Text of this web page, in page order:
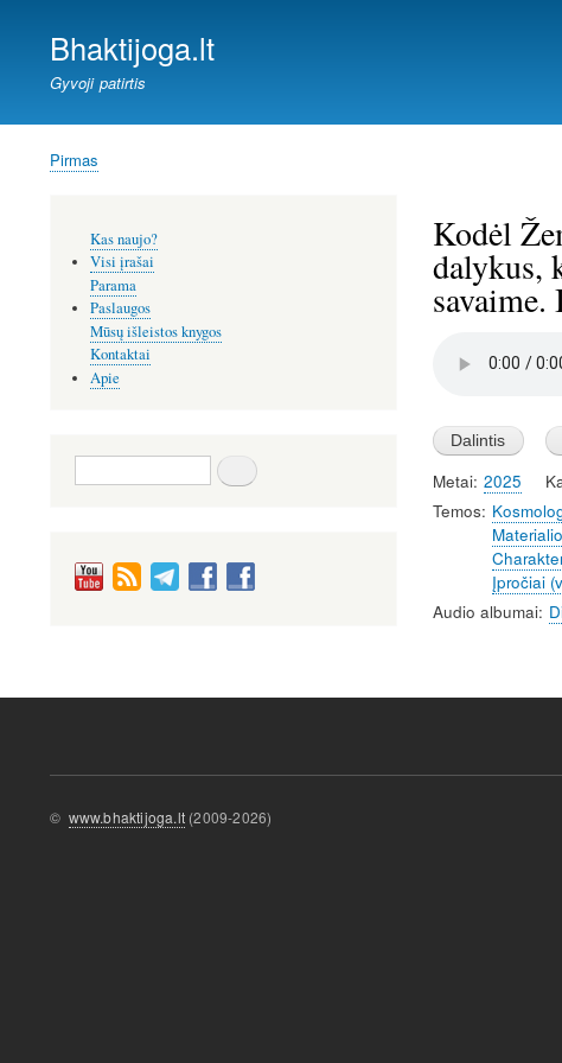
Bhaktijoga.lt
Gyvoji patirtis
Kelias
Pirmas
Kodėl
dalykus,
Metai 2025
Temos
Įpročiai
Audio albumai
meniu
Kas naujo?
Visi įrašai
Parama
Paslaugos
Mūsų išleistos knygos
Kontaktai
Apie
Paieška
© www.bhaktijoga.lt (2009-2026)